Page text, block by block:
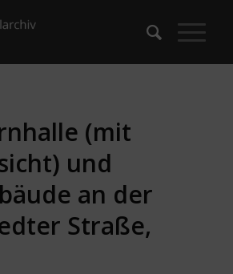
(mit
und
an der
Straße,